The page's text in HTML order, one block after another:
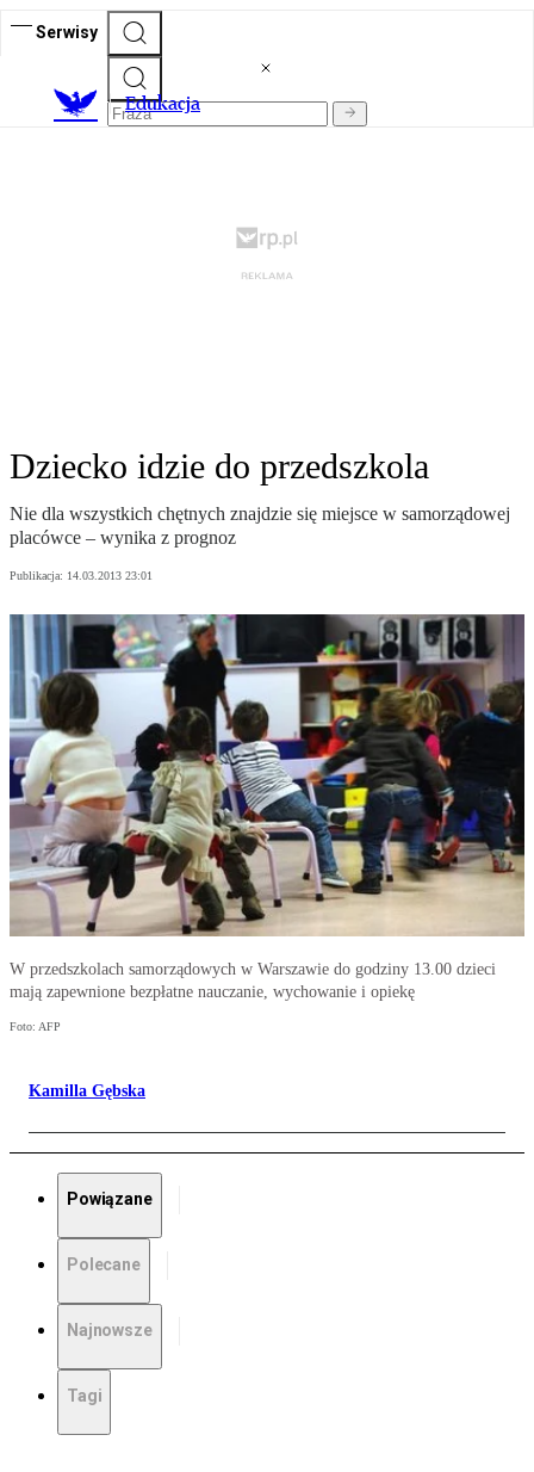
Serwisy
Edukacja
Dziecko idzie do przedszkola
Nie dla wszystkich chętnych znajdzie się miejsce w samorządowej
placówce – wynika z prognoz
Publikacja: 14.03.2013 23:01
W przedszkolach samorządowych w Warszawie do godziny 13.00 dzieci
mają zapewnione bezpłatne nauczanie, wychowanie i opiekę
Foto: AFP
Kamilla Gębska
Powiązane
Polecane
Najnowsze
Tagi